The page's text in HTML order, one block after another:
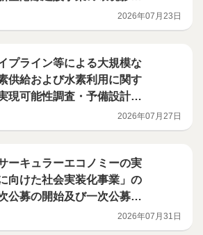
価調査計画書を提出しました2026年07月23日
プライン等による大規模な
供給および水素利用に関す
現可能性調査・予備設計等
2026年07月27日
サーキュラーエコノミーの実
向けた社会実装化事業」の
公募の開始及び一次公募の
2026年07月31日